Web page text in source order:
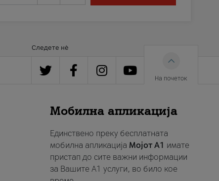
Следете нè
На почеток
Мобилна апликација
Единствено преку бесплатната
мобилна апликација Мојот A1 имате
пристап до сите важни информации
за Вашите A1 услуги, во било кое